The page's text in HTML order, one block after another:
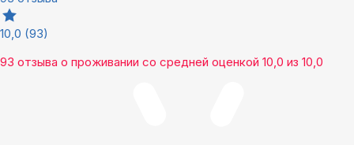
10,0 (93)
93 отзыва о проживании со средней оценкой 10,0 из 10,0